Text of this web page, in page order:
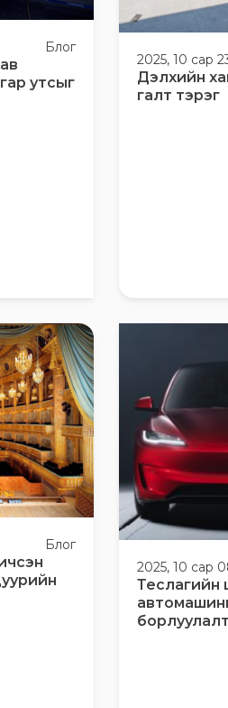
Блог
утсыг
2025, 10 сар
Дэлхийн
галт тэрэг
Блог
2025, 10 сар
Теслагийн